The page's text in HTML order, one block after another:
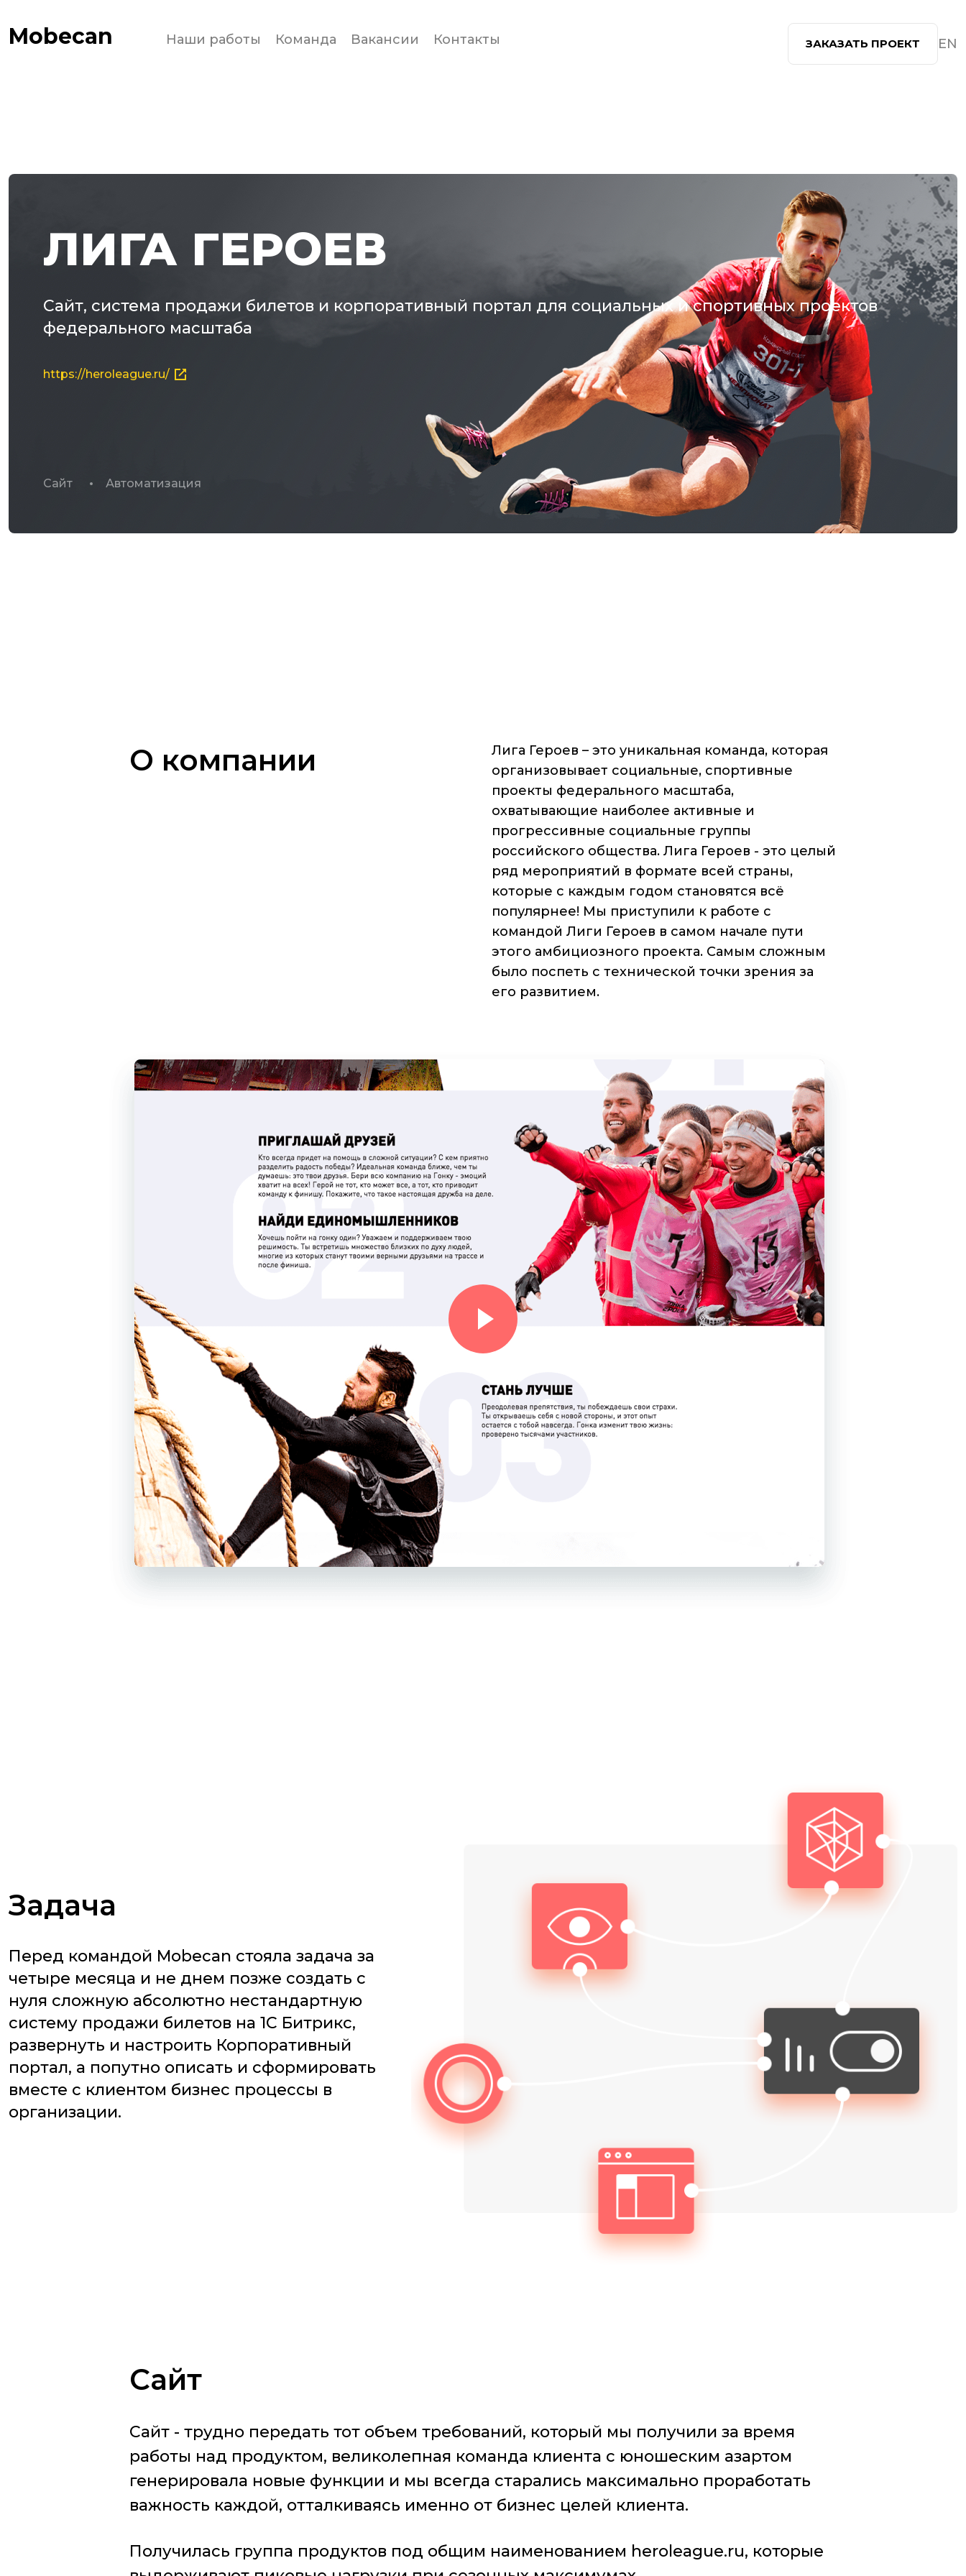
Mobecan Наши работы Команда Вакансии Контакты ЗАКАЗАТЬ ПРОЕКТ EN
ЛИГА ГЕРОЕВ
Сайт, система продажи билетов и корпоративный портал для социальных и спортивных проектов
федерального масштаба
https://heroleague.ru/
Сайт Автоматизация
О компании
Лига Героев – это уникальная команда, которая
организовывает социальные, спортивные
проекты федерального масштаба,
охватывающие наиболее активные и
прогрессивные социальные группы
российского общества. Лига Героев - это целый
ряд мероприятий в формате всей страны,
которые с каждым годом становятся всё
популярнее! Мы приступили к работе с
командой Лиги Героев в самом начале пути
этого амбициозного проекта. Самым сложным
было поспеть с технической точки зрения за
его развитием.
Задача
Перед командой Mobecan стояла задача за
четыре месяца и не днем позже создать с
нуля сложную абсолютно нестандартную
систему продажи билетов на 1С Битрикс,
развернуть и настроить Корпоративный
портал, а попутно описать и сформировать
вместе с клиентом бизнес процессы в
организации.
Сайт
Сайт - трудно передать тот объем требований, который мы получили за время
работы над продуктом, великолепная команда клиента с юношеским азартом
генерировала новые функции и мы всегда старались максимально проработать
важность каждой, отталкиваясь именно от бизнес целей клиента.
Получилась группа продуктов под общим наименованием heroleague.ru, которые